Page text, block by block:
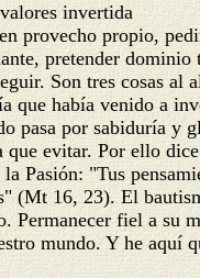
invertida
provecho propio,
pretender dominio
Son tres cosas al
que había venido a
pasa por sabiduría y
que evitar. Por ello
Pasión: "Tus
(Mt 16, 23). El
Permanecer fiel a su
mundo. Y he aquí